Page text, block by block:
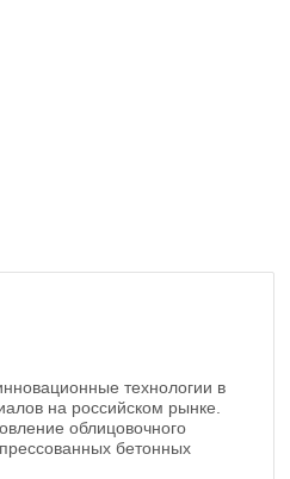
технологии в
на российском рынке.
облицовочного
бетонных